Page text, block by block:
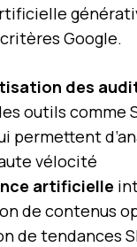
Google.
des
outils comme
permettent
vélocité
artificielle
de contenus
de tendances